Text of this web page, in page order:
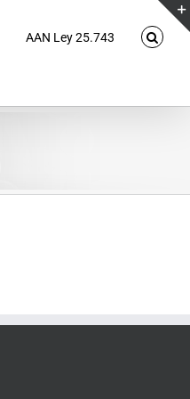
AAN Ley 25.743